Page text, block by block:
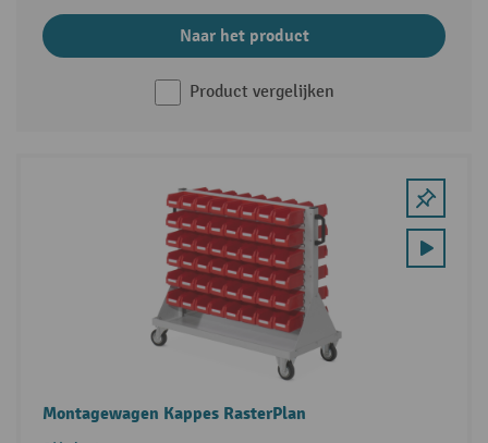
Naar het product
Product vergelijken
Montagewagen Kappes RasterPlan